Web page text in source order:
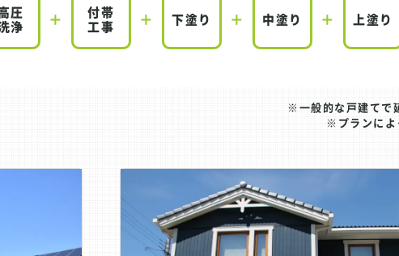
圧
浄
付帯
工事
下塗り 中塗り 上塗り
一般的な戸建てで
プランに